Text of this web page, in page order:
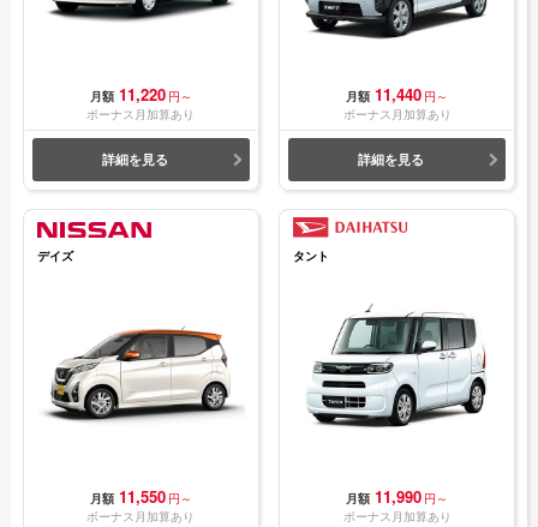
月額 11,220 円～
ボーナス月加算あり
詳細を見る
月額 11,440 円～
ボーナス月加算あり
詳細を見る
デイズ
月額 11,550 円～
ボーナス月加算あり
タント
月額 11,990 円～
ボーナス月加算あり